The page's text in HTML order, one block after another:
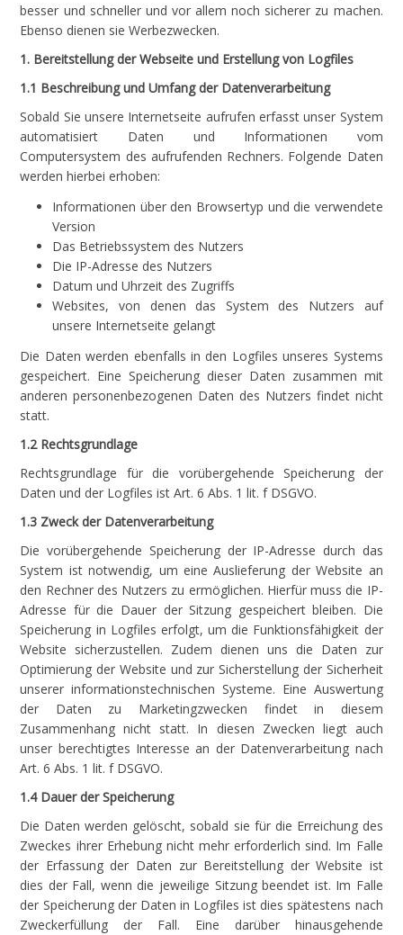
besser und schneller und vor allem noch sicherer zu machen.
Ebenso dienen sie Werbezwecken.
1. Bereitstellung der Webseite und Erstellung von Logfiles
1.1 Beschreibung und Umfang der Datenverarbeitung
Sobald Sie unsere Internetseite aufrufen erfasst unser System
automatisiert Daten und Informationen vom
Computersystem des aufrufenden Rechners. Folgende Daten
werden hierbei erhoben:
Informationen über den Browsertyp und die verwendete
Version
Das Betriebssystem des Nutzers
Die IP-Adresse des Nutzers
Datum und Uhrzeit des Zugriffs
Websites, von denen das System des Nutzers auf
unsere Internetseite gelangt
Die Daten werden ebenfalls in den Logfiles unseres Systems
gespeichert. Eine Speicherung dieser Daten zusammen mit
anderen personenbezogenen Daten des Nutzers findet nicht
statt.
1.2 Rechtsgrundlage
Rechtsgrundlage für die vorübergehende Speicherung der
Daten und der Logfiles ist Art. 6 Abs. 1 lit. f DSGVO.
1.3 Zweck der Datenverarbeitung
Die vorübergehende Speicherung der IP-Adresse durch das
System ist notwendig, um eine Auslieferung der Website an
den Rechner des Nutzers zu ermöglichen. Hierfür muss die IP-
Adresse für die Dauer der Sitzung gespeichert bleiben. Die
Speicherung in Logfiles erfolgt, um die Funktionsfähigkeit der
Website sicherzustellen. Zudem dienen uns die Daten zur
Optimierung der Website und zur Sicherstellung der Sicherheit
unserer informationstechnischen Systeme. Eine Auswertung
der Daten zu Marketingzwecken findet in diesem
Zusammenhang nicht statt. In diesen Zwecken liegt auch
unser berechtigtes Interesse an der Datenverarbeitung nach
Art. 6 Abs. 1 lit. f DSGVO.
1.4 Dauer der Speicherung
Die Daten werden gelöscht, sobald sie für die Erreichung des
Zweckes ihrer Erhebung nicht mehr erforderlich sind. Im Falle
der Erfassung der Daten zur Bereitstellung der Website ist
dies der Fall, wenn die jeweilige Sitzung beendet ist. Im Falle
der Speicherung der Daten in Logfiles ist dies spätestens nach
Zweckerfüllung der Fall. Eine darüber hinausgehende